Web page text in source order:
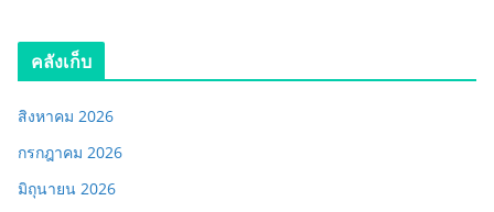
คลังเก็บ
สิงหาคม 2026
กรกฎาคม 2026
มิถุนายน 2026